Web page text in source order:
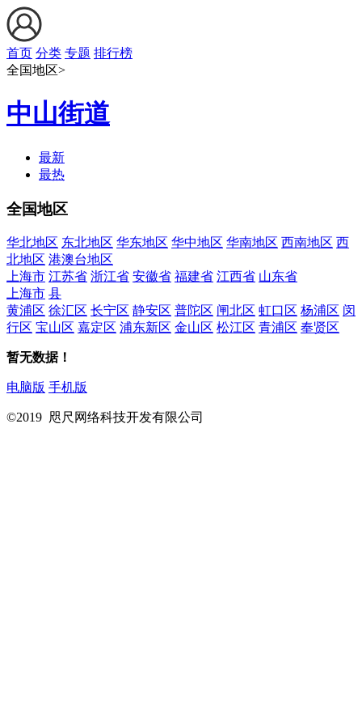
首页 分类 专题 排行榜
全国地区>
中山街道
最新
最热
全国地区
华北地区 东北地区 华东地区 华中地区 华南地区 西南地区 西
北地区 港澳台地区
上海市 江苏省 浙江省 安徽省 福建省 江西省 山东省
上海市 县
黄浦区 徐汇区 长宁区 静安区 普陀区 闸北区 虹口区 杨浦区 闵
行区 宝山区 嘉定区 浦东新区 金山区 松江区 青浦区 奉贤区
暂无数据！
电脑版 手机版
©2019 咫尺网络科技开发有限公司